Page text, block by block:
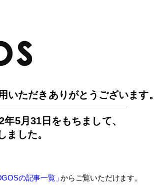
いただきありがとうございます。
年5月31日をもちまして、
ました。
の記事一覧」 からご覧いただけます。